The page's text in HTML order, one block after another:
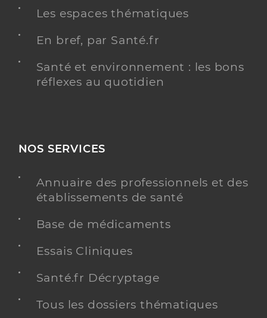
Les espaces thématiques
En bref, par Santé.fr
Santé et environnement : les bons
réflexes au quotidien
NOS SERVICES
Annuaire des professionnels et des
établissements de santé
Base de médicaments
Essais Cliniques
Santé.fr Décryptage
Tous les dossiers thématiques